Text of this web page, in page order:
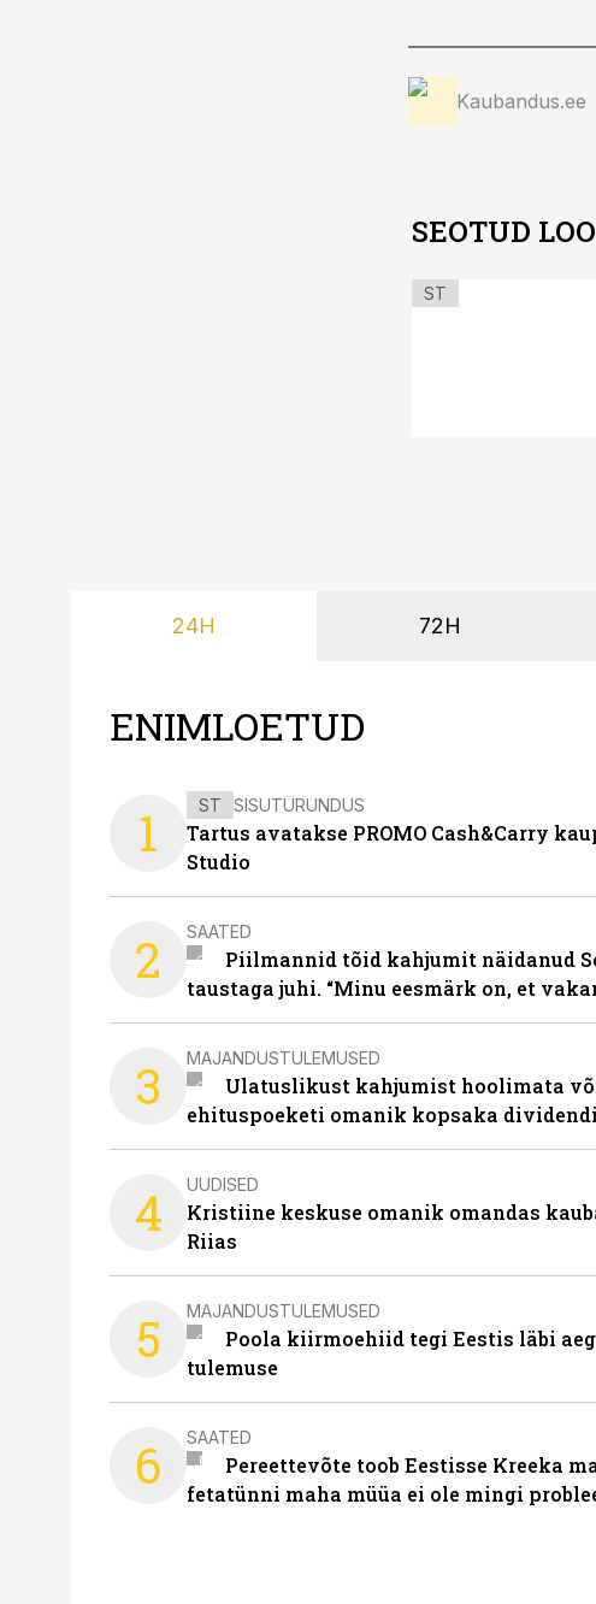
Kaubandus.ee
SEOTUD
ST
24H 72H
ENIMLOETUD
1 ST SISUTURUNDUS
Tartus avatakse PROMO Cash&Carry
Studio
2 SAATED
Piilmannid tõid kahjumit näidanud
taustaga juhi. “Minu eesmärk on, et
3 MAJANDUSTULEMUSED
Ulatuslikust kahjumist hoolimata
ehituspoeketi omanik kopsaka dividendi
4 UUDISED
Kristiine keskuse omanik omandas
Riias
5 MAJANDUSTULEMUSED
Poola kiirmoehiid tegi Eestis läbi
tulemuse
6 SAATED
Pereettevõte toob Eestisse Kreeka
fetatünni maha müüa ei ole mingi